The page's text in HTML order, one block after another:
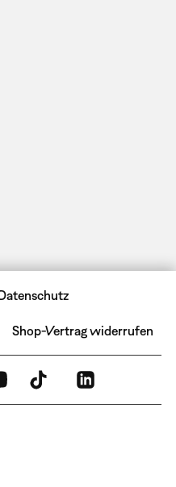
Shop-Vertrag widerrufen